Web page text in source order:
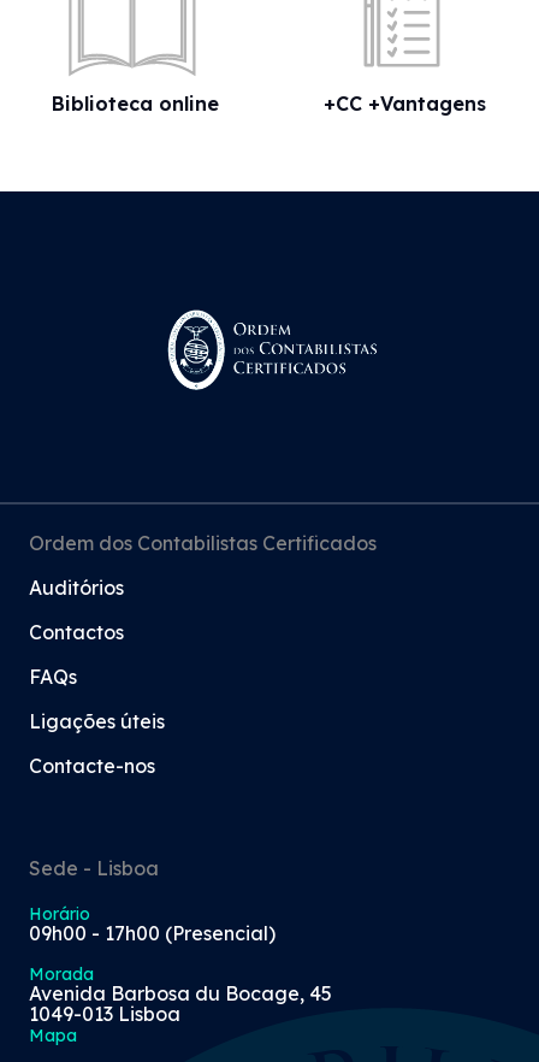
Biblioteca online +CC +Vantagens
Ordem dos Contabilistas Certificados
Auditórios
Contactos
FAQs
Ligações úteis
Contacte-nos
Sede - Lisboa
Horário
09h00 - 17h00 (Presencial)
Morada
Avenida Barbosa du Bocage, 45
1049-013 Lisboa
Mapa